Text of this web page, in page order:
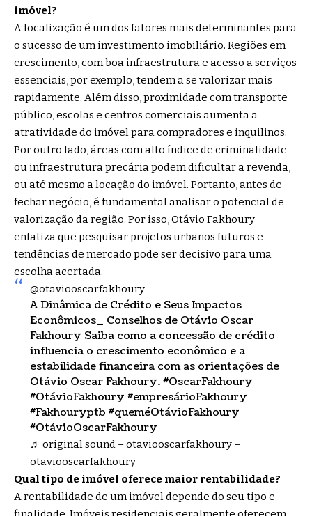
imóvel?
A localização é um dos fatores mais determinantes para
o sucesso de um investimento imobiliário. Regiões em
crescimento, com boa infraestrutura e acesso a serviços
essenciais, por exemplo, tendem a se valorizar mais
rapidamente. Além disso, proximidade com transporte
público, escolas e centros comerciais aumenta a
atratividade do imóvel para compradores e inquilinos.
Por outro lado, áreas com alto índice de criminalidade
ou infraestrutura precária podem dificultar a revenda,
ou até mesmo a locação do imóvel. Portanto, antes de
fechar negócio, é fundamental analisar o potencial de
valorização da região. Por isso, Otávio Fakhoury
enfatiza que pesquisar projetos urbanos futuros e
tendências de mercado pode ser decisivo para uma
escolha acertada.
@otaviooscarfakhoury
A Dinâmica de Crédito e Seus Impactos
Econômicos_ Conselhos de Otávio Oscar
Fakhoury Saiba como a concessão de crédito
influencia o crescimento econômico e a
estabilidade financeira com as orientações de
Otávio Oscar Fakhoury.#OscarFakhoury
#OtávioFakhoury #empresárioFakhoury
#Fakhouryptb #queméOtávioFakhoury
#OtávioOscarFakhoury
♬ original sound – otaviooscarfakhoury –
otaviooscarfakhoury
Qual tipo de imóvel oferece maior rentabilidade?
A rentabilidade de um imóvel depende do seu tipo e